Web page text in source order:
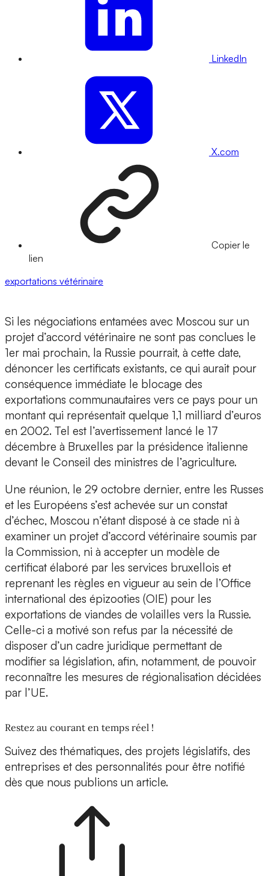
LinkedIn
X.com
Copier le
lien
exportations vétérinaire
Si les négociations entamées avec Moscou sur un
projet d’accord vétérinaire ne sont pas conclues le
1er mai prochain, la Russie pourrait, à cette date,
dénoncer les certificats existants, ce qui aurait pour
conséquence immédiate le blocage des
exportations communautaires vers ce pays pour un
montant qui représentait quelque 1,1 milliard d’euros
en 2002. Tel est l’avertissement lancé le 17
décembre à Bruxelles par la présidence italienne
devant le Conseil des ministres de l’agriculture.
Une réunion, le 29 octobre dernier, entre les Russes
et les Européens s’est achevée sur un constat
d’échec, Moscou n’étant disposé à ce stade ni à
examiner un projet d’accord vétérinaire soumis par
la Commission, ni à accepter un modèle de
certificat élaboré par les services bruxellois et
reprenant les règles en vigueur au sein de l’Office
international des épizooties (OIE) pour les
exportations de viandes de volailles vers la Russie.
Celle-ci a motivé son refus par la nécessité de
disposer d’un cadre juridique permettant de
modifier sa législation, afin, notamment, de pouvoir
reconnaître les mesures de régionalisation décidées
par l’UE.
Restez au courant en temps réel !
Suivez des thématiques, des projets législatifs, des
entreprises et des personnalités pour être notifié
dès que nous publions un article.